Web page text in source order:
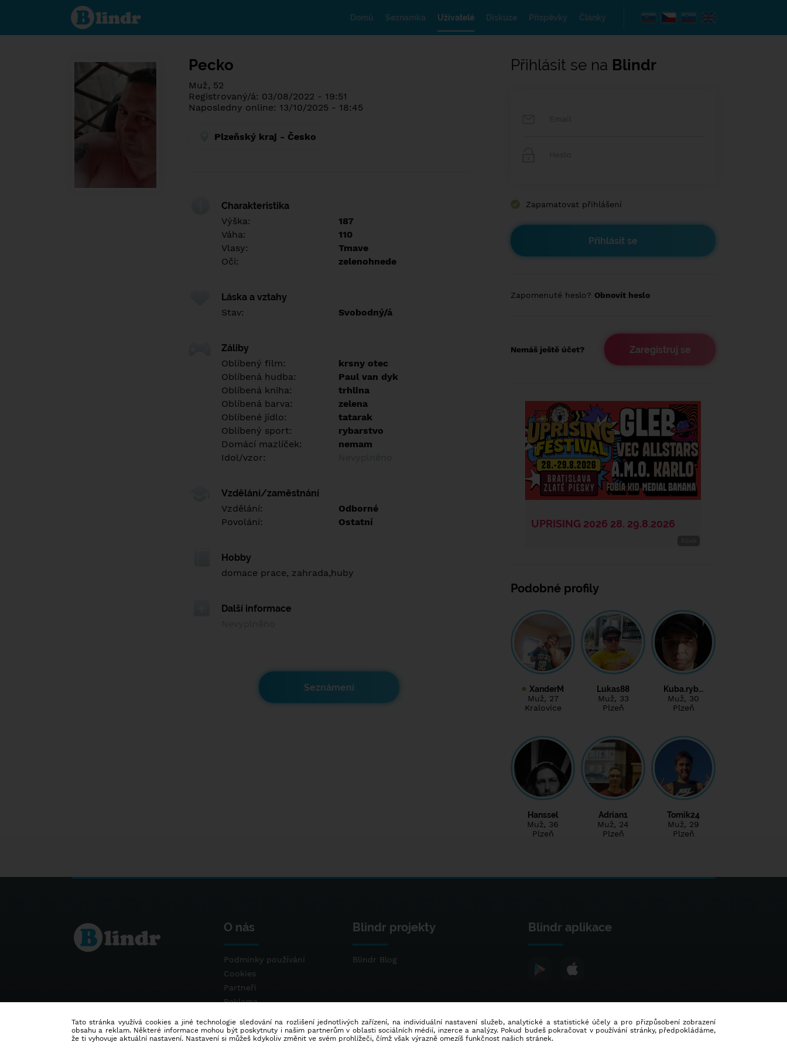
Poznej co je
pod maskou.
Seznamovací
Domů Seznamka Uživatelé Diskuze Příspěvky Články
Pecko
Muž, 52
Registrovaný/á: 03/08/2022 - 19:51
Naposledny online: 13/10/2025 - 18:45
Plzeňský kraj - Česko
Charakteristika
Výška:
187
Váha:
110
Vlasy:
Tmave
Oči:
zelenohnede
Láska a vztahy
Stav:
Svobodný/á
Záliby
Oblíbený film:
krsny otec
Oblíbená hudba:
Paul van dyk
Oblíbená kniha:
trhlina
Oblíbená barva:
zelena
Oblíbené jídlo:
tatarak
Oblíbený sport:
rybarstvo
Domácí mazlíček:
nemam
Idol/vzor:
Vzdělání/zaměstnání
Vzdělání:
Odborné
Povolání:
Ostatní
Hobby
domace prace, zahrada,huby
Další informace
Seznámení
Přihlásit se na Blindr
Zapamatovat přihlášení
Zapomenuté heslo? Obnovit heslo
Nemáš ještě účet? Zaregistruj se
Podobné profily
XanderM
Muž, 27
Kralovice
Lukas88
Muž, 33
Plzeň
Kuba.ryb…
Muž, 30
Plzeň
Hanssel
Muž, 36
Plzeň
Adrian1
Muž, 24
Plzeň
Tomik24
Muž, 29
Plzeň
O nás
Podmínky používání
Cookies
Partneři
Reklama
Blindr projekty
Blindr Blog
Blindr aplikace
Tato stránka využívá cookies a jiné technologie sledování na rozlišení jednotlivých zařízení, na individuální nastavení služeb, analytické a statistické účely a pro přizpůsobení zobrazení
obsahu a reklam. Některé informace mohou být poskytnuty i našim partnerům v oblasti sociálních médií, inzerce a analýzy. Pokud budeš pokračovat v používání stránky, předpokládáme,
že ti vyhovuje aktuální nastavení. Nastavení si můžeš kdykoliv změnit ve svém prohlížeči, čímž však výrazně omezíš funkčnost našich stránek.